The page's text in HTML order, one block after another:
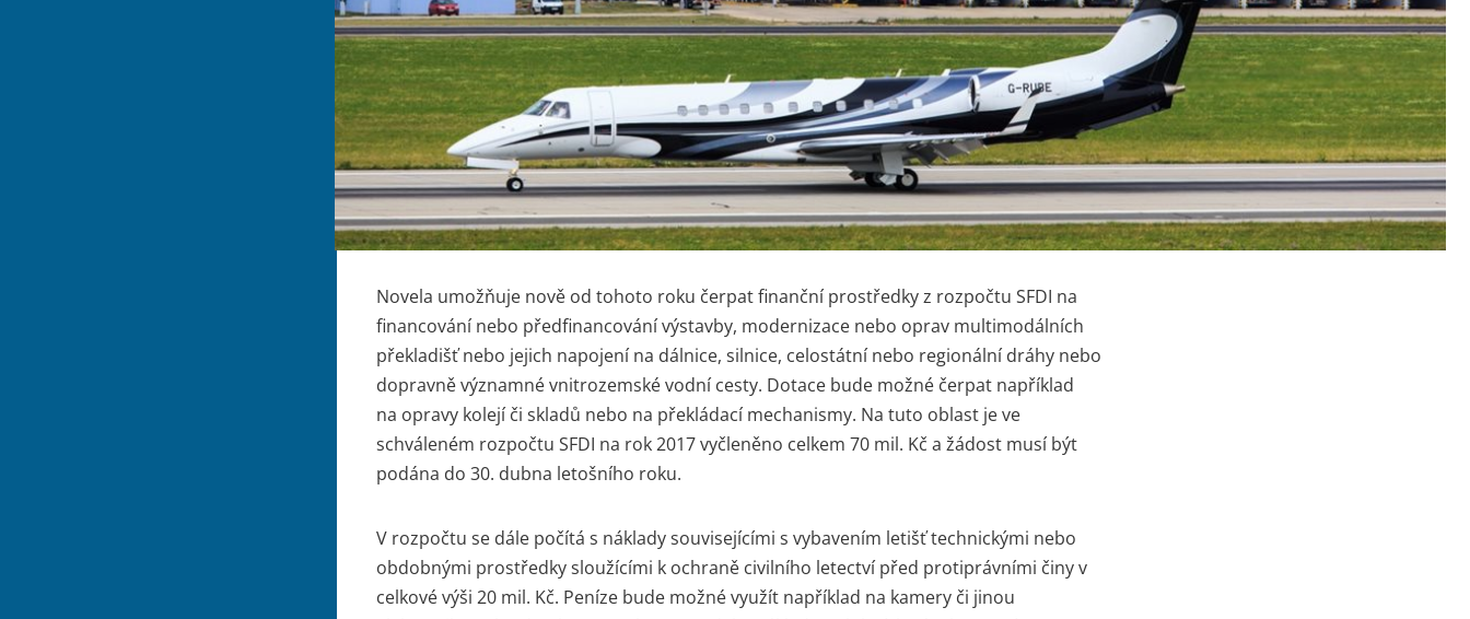
Novela umožňuje nově od tohoto roku čerpat finanční prostředky z rozpočtu SFDI na
financování nebo předfinancování výstavby, modernizace nebo oprav multimodálních
překladišť nebo jejich napojení na dálnice, silnice, celostátní nebo regionální dráhy nebo
dopravně významné vnitrozemské vodní cesty. Dotace bude možné čerpat například
na opravy kolejí či skladů nebo na překládací mechanismy. Na tuto oblast je ve
schváleném rozpočtu SFDI na rok 2017 vyčleněno celkem 70 mil. Kč a žádost musí být
podána do 30. dubna letošního roku.
V rozpočtu se dále počítá s náklady souvisejícími s vybavením letišť technickými nebo
obdobnými prostředky sloužícími k ochraně civilního letectví před protiprávními činy v
celkové výši 20 mil. Kč. Peníze bude možné využít například na kamery či jinou